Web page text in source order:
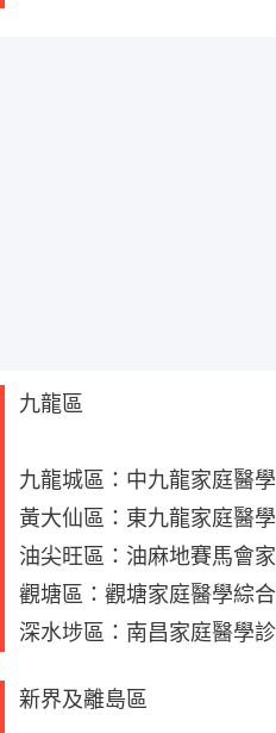
九龍區
九龍城區：中九龍家庭醫
黃大仙區：東九龍家庭醫
油尖旺區：油麻地賽馬會
觀塘區：觀塘家庭醫學綜
深水埗區：南昌家庭醫學
新界及離島區